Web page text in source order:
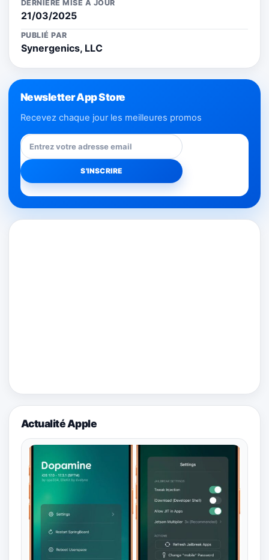
DERNIÈRE MISE À JOUR
21/03/2025
PUBLIÉ PAR
Synergenics, LLC
Newsletter App Store
Recevez chaque jour les meilleures promos
Actualité Apple